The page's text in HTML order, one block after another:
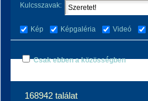
Kulcsszavak:
Kép Képgaléria Videó
Csak ebben a közösségben
168942 találat